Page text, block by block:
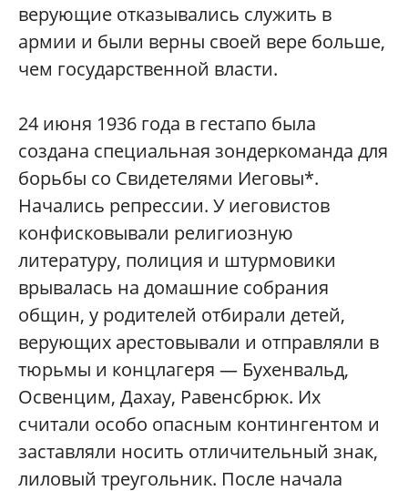
верующие отказывались служить в
армии и были верны своей вере больше,
чем государственной власти.
24 июня 1936 года в гестапо была
создана специальная зондеркоманда для
борьбы со Свидетелями Иеговы*.
Начались репрессии. У иеговистов
конфисковывали религиозную
литературу, полиция и штурмовики
врывалась на домашние собрания
общин, у родителей отбирали детей,
верующих арестовывали и отправляли в
тюрьмы и концлагеря — Бухенвальд,
Освенцим, Дахау, Равенсбрюк. Их
считали особо опасным контингентом и
заставляли носить отличительный знак,
лиловый треугольник. После начала